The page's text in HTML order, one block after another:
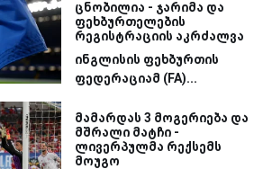
ცნობილია - ჯარიმა და
ფეხბურთელების
რეგისტრაციის აკრძალვა
ინგლისის ფეხბურთის
ფედერაციამ (FA)...
მამარდას 3 მოგერიება და
მშრალი მატჩი -
ლივერპულმა რექსემს
მოუგო